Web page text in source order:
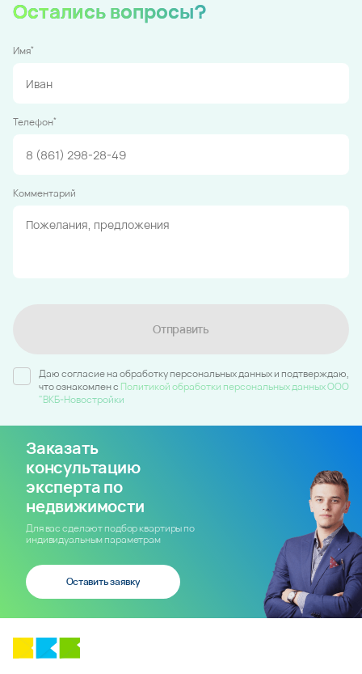
Остались вопросы?
Имя*
Телефон*
Комментарий
Отправить
Даю согласие на обработку персональных данных и подтверждаю,
что ознакомлен c Политикой обработки персональных данных ООО
"ВКБ-Новостройки
Заказать
консультацию
эксперта по
недвижимости
Для вас сделают подбор квартиры по
индивидуальным параметрам
Оставить заявку